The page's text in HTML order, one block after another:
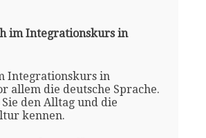
im Integrationskurs in
Integrationskurs in
allem die deutsche Sprache.
den Alltag und die
kennen.